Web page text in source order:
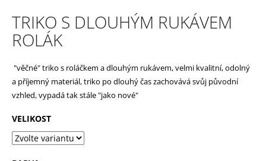
TRIKO S DLOUHÝM RUKÁVEM
ROLÁK
"věčné" triko s roláčkem a dlouhým rukávem, velmi kvalitní, odolný
a příjemný materiál, triko po dlouhý čas zachovává svůj původní
vzhled, vypadá tak stále "jako nové"
VELIKOST
D
p
o
r
u
č